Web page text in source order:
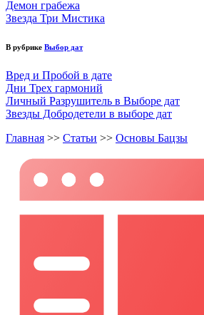
Демон грабежа
Звезда Три Мистика
В рубрике Выбор дат
Вред и Пробой в дате
Дни Трех гармоний
Личный Разрушитель в Выборе дат
Звезды Добродетели в выборе дат
Главная >> Статьи >> Основы Бацзы